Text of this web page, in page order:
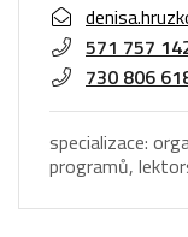
571 757
730 806
specializace:
programů,